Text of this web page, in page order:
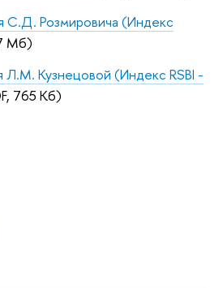
С.Д. Розмировича (Индекс
Мб)
Л.М. Кузнецовой (Индекс RSBI -
765 Кб)